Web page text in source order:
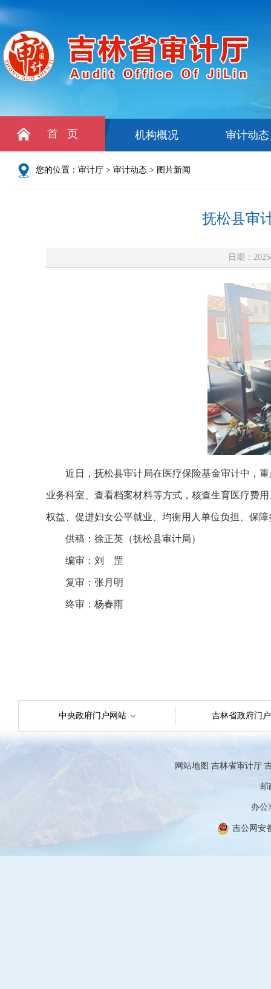
首 页 机构概况 审计动态
您的位置： 审计厅 > 审计动态 > 图片新闻
抚松县审
日期：
近日，抚松县审计局在医疗保险基金审计中，重
业务科室、查看档案材料等方式，核查生育医疗费
权益、促进妇女公平就业、均衡用人单位负担、保
供稿：徐正英（抚松县审计局）
编审：刘 罡
复审：张月明
终审：杨春雨
中央政府门户网站 吉林省政府门
网站地图 吉林省审计厅
邮
办公
吉公网安